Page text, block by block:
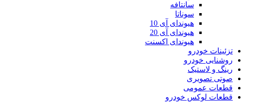
سانتافه
سوناتا
هیوندای آی 10
هیوندای آی 20
هیوندای اکسنت
تزئینات خودرو
روشنایی خودرو
رینگ و لاستیک
صوتی تصویری
قطعات عمومی
قطعات لوکس خودرو